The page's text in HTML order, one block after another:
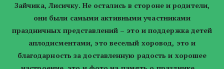
Зайчика, Лисичку. Не остались в стороне и родители,
они были самыми активными участниками
праздничных представлений – это и поддержка детей
аплодисментами, это веселый хоровод, это и
благодарность за доставленную радость и хорошее